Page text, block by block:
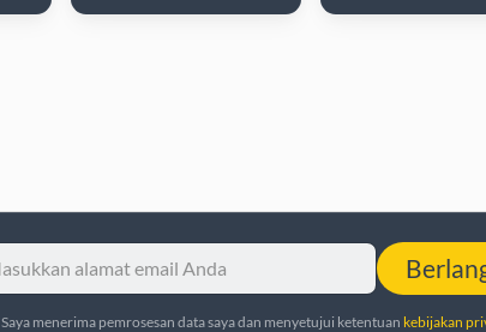
Saya menerima pemrosesan data saya dan menyetujui ketentuan kebijakan